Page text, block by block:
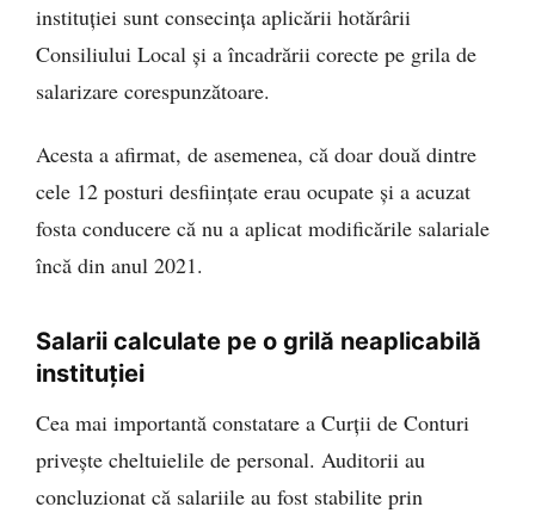
instituției sunt consecința aplicării hotărârii
Consiliului Local și a încadrării corecte pe grila de
salarizare corespunzătoare.
Acesta a afirmat, de asemenea, că doar două dintre
cele 12 posturi desființate erau ocupate și a acuzat
fosta conducere că nu a aplicat modificările salariale
încă din anul 2021.
Salarii calculate pe o grilă neaplicabilă
instituției
Cea mai importantă constatare a Curții de Conturi
privește cheltuielile de personal. Auditorii au
concluzionat că salariile au fost stabilite prin